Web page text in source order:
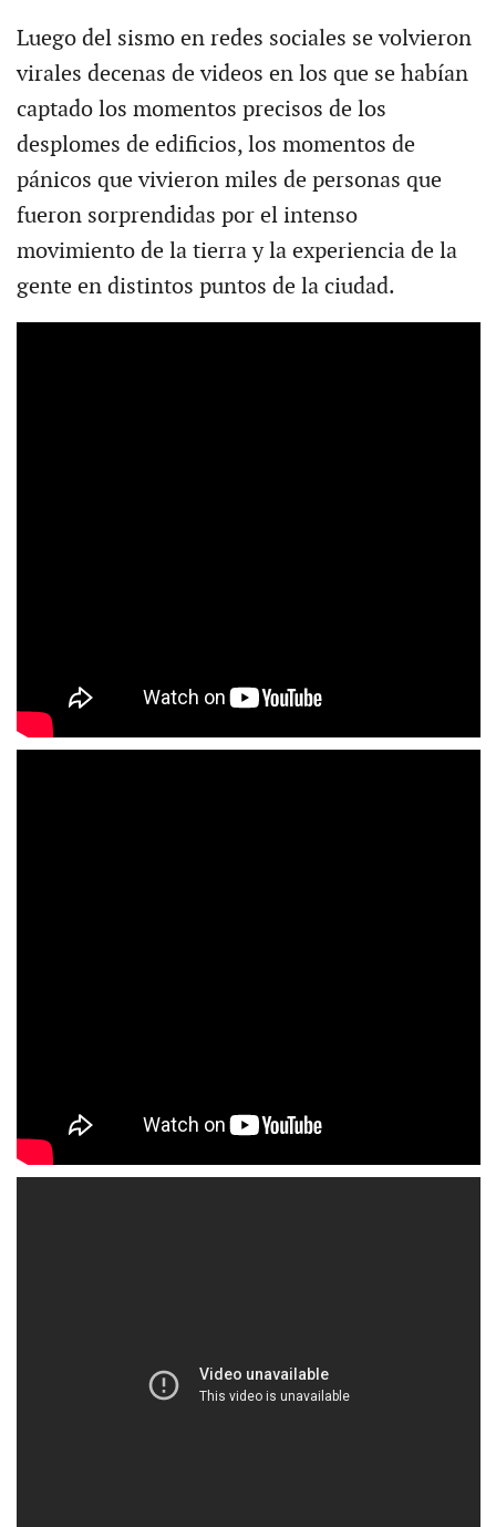
Luego del sismo en redes sociales se volvieron
virales decenas de videos en los que se habían
captado los momentos precisos de los
desplomes de edificios, los momentos de
pánicos que vivieron miles de personas que
fueron sorprendidas por el intenso
movimiento de la tierra y la experiencia de la
gente en distintos puntos de la ciudad.